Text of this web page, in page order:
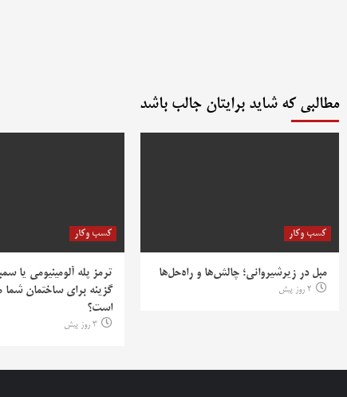
مطالبی که شاید برایتان جالب باشد
کسب وکار
مبل در زیرشیروانی؛ چالش‌ها و راه‌حل‌ها
2 روز پیش
کسب وکار
ترمز پله آلومینیومی یا
گزینه برای ساختمان شما
است؟
3 روز پیش